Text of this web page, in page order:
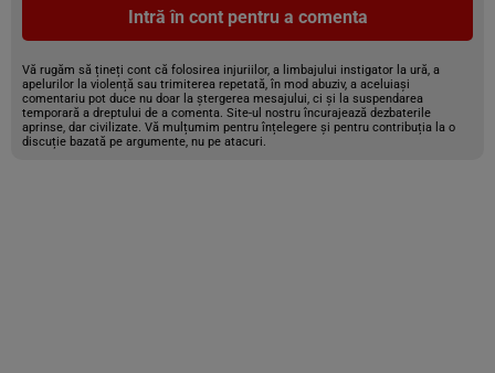
Intră în cont pentru a comenta
Vă rugăm să țineți cont că folosirea injuriilor, a limbajului instigator la ură, a
apelurilor la violență sau trimiterea repetată, în mod abuziv, a aceluiași
comentariu pot duce nu doar la ștergerea mesajului, ci și la suspendarea
temporară a dreptului de a comenta. Site-ul nostru încurajează dezbaterile
aprinse, dar civilizate. Vă mulțumim pentru înțelegere și pentru contribuția la o
discuție bazată pe argumente, nu pe atacuri.